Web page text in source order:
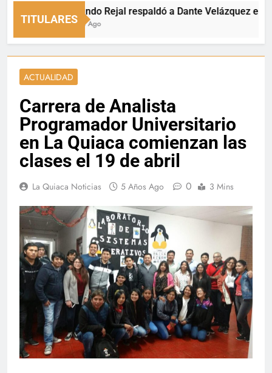
TITULARES
Fernando Rejal respaldó a Dante Velázquez en el
8 Horas Ago
ACTUALIDAD
Carrera de Analista
Programador Universitario
en La Quiaca comienzan las
clases el 19 de abril
La Quiaca Noticias 5 Años Ago 0 3 Mins